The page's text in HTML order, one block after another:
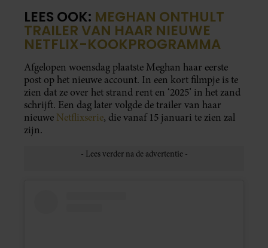
LEES OOK: MEGHAN ONTHULT
TRAILER VAN HAAR NIEUWE
NETFLIX-KOOKPROGRAMMA
Afgelopen woensdag plaatste Meghan haar eerste
post op het nieuwe account. In een kort filmpje is te
zien dat ze over het strand rent en ‘2025’ in het zand
schrijft. Een dag later volgde de trailer van haar
nieuwe Netflixserie, die vanaf 15 januari te zien zal
zijn.